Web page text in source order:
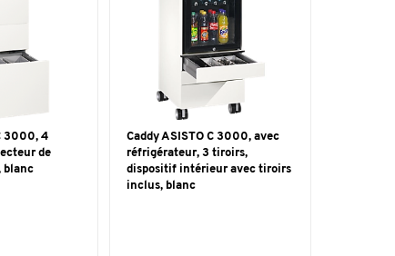
3000, 4
de
blanc
Caddy ASISTO C 3000, avec
réfrigérateur, 3 tiroirs,
dispositif intérieur avec tiroirs
inclus, blanc